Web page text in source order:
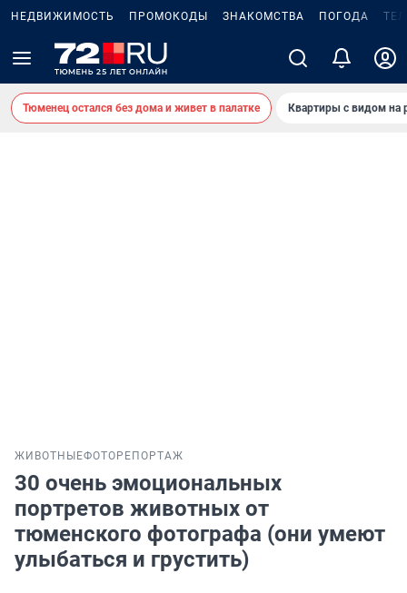
НЕДВИЖИМОСТЬ ПРОМОКОДЫ ЗНАКОМСТВА ПОГОДА
Тюменец остался без дома и живет в палатке Квартиры с видом на
ЖИВОТНЫЕФОТОРЕПОРТАЖ
30 очень эмоциональных
портретов животных от
тюменского фотографа (они умеют
улыбаться и грустить)